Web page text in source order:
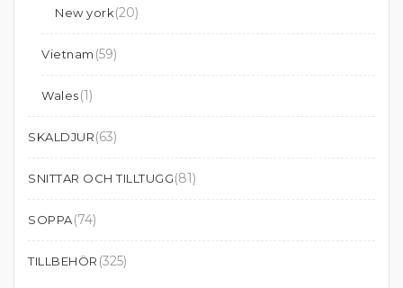
New york(20)
Vietnam (59)
Wales(1)
SKALDJUR(63)
SNITTAR OCH TILLTUGG(81)
SOPPA(74)
TILLBEHÖR (325)